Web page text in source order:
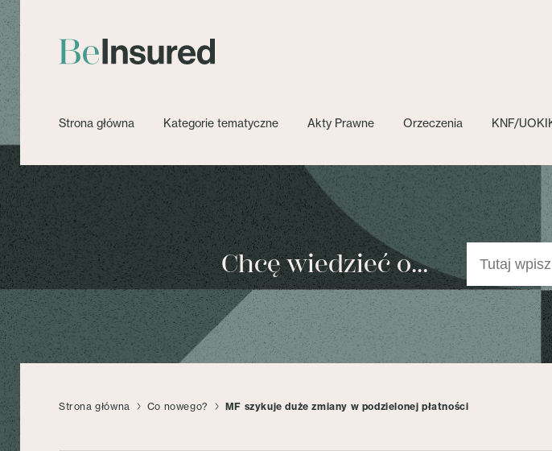
Strona główna Kategorie tematyczne Akty Prawne Orzeczenia KNF/
Chcę wiedzieć o...
Strona główna Co nowego? MF szykuje duże zmiany w podzielonej płatności